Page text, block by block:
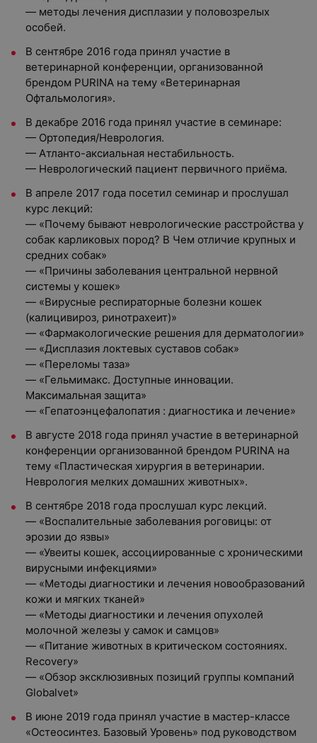
— методы лечения дисплазии у половозрелых
особей.
В сентябре 2016 года принял участие в
ветеринарной конференции, организованной
брендом PURINA на тему «Ветеринарная
Офтальмология».
В декабре 2016 года принял участие в семинаре:
— Ортопедия/Неврология.
— Атланто-аксиальная нестабильность.
— Неврологический пациент первичного приёма.
В апреле 2017 года посетил семинар и прослушал
курс лекций:
— «Почему бывают неврологические расстройства у
собак карликовых пород? В Чем отличие крупных и
средних собак»
— «Причины заболевания центральной нервной
системы у кошек»
— «Вирусные респираторные болезни кошек
(калицивироз, ринотрахеит)»
— «Фармакологические решения для дерматологии»
— «Дисплазия локтевых суставов собак»
— «Переломы таза»
— «Гельмимакс. Доступные инновации.
Максимальная защита»
— «Гепатоэнцефалопатия : диагностика и лечение»
В августе 2018 года принял участие в ветеринарной
конференции организованной брендом PURINA на
тему «Пластическая хирургия в ветеринарии.
Неврология мелких домашних животных».
В сентябре 2018 года прослушал курс лекций.
— «Воспалительные заболевания роговицы: от
эрозии до язвы»
— «Увеиты кошек, ассоциированные с хроническими
вирусными инфекциями»
— «Методы диагностики и лечения новообразований
кожи и мягких тканей»
— «Методы диагностики и лечения опухолей
молочной железы у самок и самцов»
— «Питание животных в критическом состояниях.
Recovery»
— «Обзор эксклюзивных позиций группы компаний
Globalvet»
В июне 2019 года принял участие в мастер-классе
«Остеосинтез. Базовый Уровень» под руководством